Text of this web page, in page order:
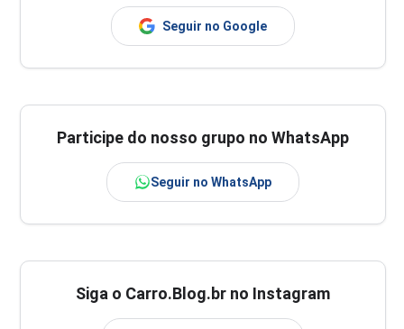
Seguir no Google
Participe do nosso grupo no WhatsApp
Seguir no WhatsApp
Siga o Carro.Blog.br no Instagram